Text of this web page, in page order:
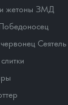
жетоны ЗМД
Сеятель